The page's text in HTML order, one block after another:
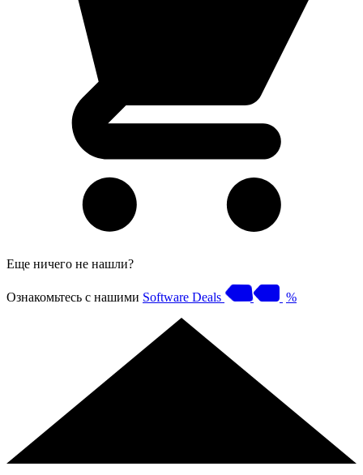
Еще ничего не нашли?
Ознакомьтесь с нашими Software Deals %